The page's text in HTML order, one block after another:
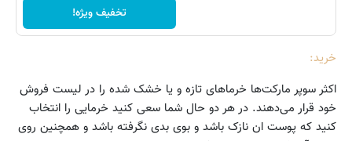
تخفیف ویژه!
خرید:
اکثر سوپر مارکت‌ها خرماهای تازه و یا خشک شده را در لیست فروش
خود قرار می‌دهند. در هر دو حال شما سعی کنید خرمایی را انتخاب
کنید که پوست ان نازک باشد و بوی بدی نگرفته باشد و همچنین روی